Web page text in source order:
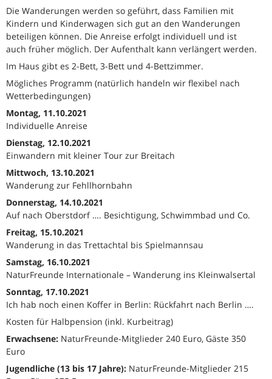
Die Wanderungen werden so geführt, dass Familien mit
Kindern und Kinderwagen sich gut an den Wanderungen
beteiligen können. Die Anreise erfolgt individuell und ist
auch früher möglich. Der Aufenthalt kann verlängert werden.
Im Haus gibt es 2-Bett, 3-Bett und 4-Bettzimmer.
Mögliches Programm (natürlich handeln wir flexibel nach
Wetterbedingungen)
Montag, 11.10.2021
Individuelle Anreise
Dienstag, 12.10.2021
Einwandern mit kleiner Tour zur Breitach
Mittwoch, 13.10.2021
Wanderung zur Fehllhornbahn
Donnerstag, 14.10.2021
Auf nach Oberstdorf …. Besichtigung, Schwimmbad und Co.
Freitag, 15.10.2021
Wanderung in das Trettachtal bis Spielmannsau
Samstag, 16.10.2021
NaturFreunde Internationale – Wanderung ins Kleinwalsertal
Sonntag, 17.10.2021
Ich hab noch einen Koffer in Berlin: Rückfahrt nach Berlin ….
Kosten für Halbpension (inkl. Kurbeitrag)
Erwachsene: NaturFreunde-Mitglieder 240 Euro, Gäste 350
Euro
Jugendliche (13 bis 17 Jahre): NaturFreunde-Mitglieder 215